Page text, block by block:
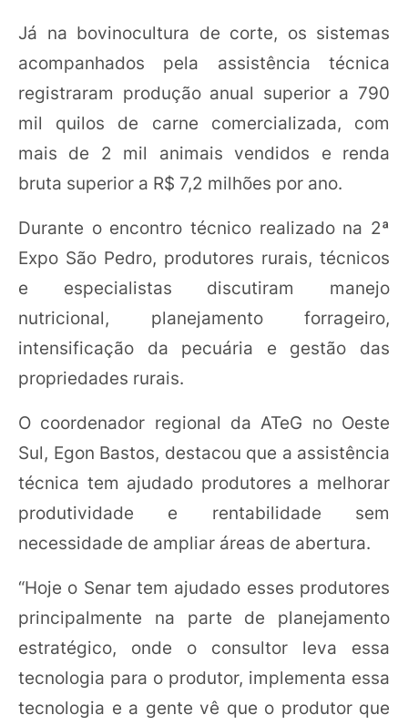
Já na bovinocultura de corte, os sistemas
acompanhados pela assistência técnica
registraram produção anual superior a 790
mil quilos de carne comercializada, com
mais de 2 mil animais vendidos e renda
bruta superior a R$ 7,2 milhões por ano.
Durante o encontro técnico realizado na 2ª
Expo São Pedro, produtores rurais, técnicos
e especialistas discutiram manejo
nutricional, planejamento forrageiro,
intensificação da pecuária e gestão das
propriedades rurais.
O coordenador regional da ATeG no Oeste
Sul, Egon Bastos, destacou que a assistência
técnica tem ajudado produtores a melhorar
produtividade e rentabilidade sem
necessidade de ampliar áreas de abertura.
“Hoje o Senar tem ajudado esses produtores
principalmente na parte de planejamento
estratégico, onde o consultor leva essa
tecnologia para o produtor, implementa essa
tecnologia e a gente vê que o produtor que